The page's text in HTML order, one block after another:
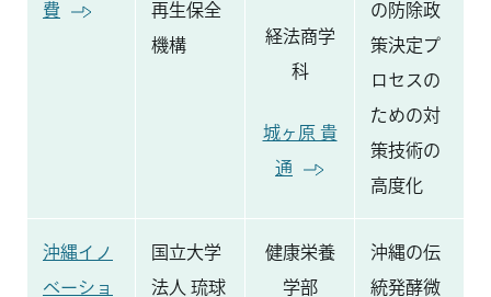
費
再生保全
機構
経法商学
科
城ヶ原 貴
通
の防除政
策決定プ
ロセスの
ための対
策技術の
高度化
沖縄イノ
ベーショ
国立大学
法人 琉球
健康栄養
学部
沖縄の伝
統発酵微